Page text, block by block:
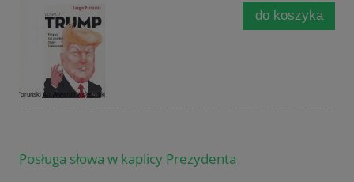
do koszyka
Posługa słowa w kaplicy Prezydenta